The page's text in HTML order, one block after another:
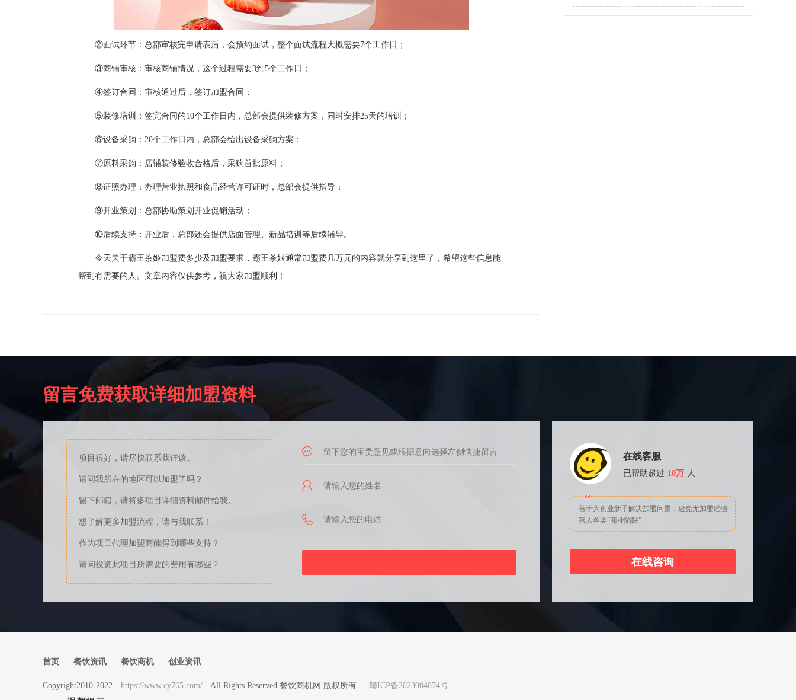
②面试环节：总部审核完申请表后，会预约面试，整个面试流程大概需要7个工作日；
③商铺审核：审核商铺情况，这个过程需要3到5个工作日；
④签订合同：审核通过后，签订加盟合同；
⑤装修培训：签完合同的10个工作日内，总部会提供装修方案，同时安排25天的培训；
⑥设备采购：20个工作日内，总部会给出设备采购方案；
⑦原料采购：店铺装修验收合格后，采购首批原料；
⑧证照办理：办理营业执照和食品经营许可证时，总部会提供指导；
⑨开业策划：总部协助策划开业促销活动；
⑩后续支持：开业后，总部还会提供店面管理、新品培训等后续辅导。
今天关于霸王茶姬加盟费多少及加盟要求，霸王茶姬通常加盟费几万元的内容就分享到这里了，希望这些信息能
帮到有需要的人。文章内容仅供参考，祝大家加盟顺利！
留言免费获取详细加盟资料
项目很好，请尽快联系我详谈。
请问我所在的地区可以加盟了吗？
留下邮箱，请将多项目详细资料邮件给我。
想了解更多加盟流程，请与我联系！
作为项目代理加盟商能得到哪些支持？
请问投资此项目所需要的费用有哪些？
在线客服
已帮助超过 10万 人
善于为创业新手解决加盟问题，避免无加盟经验
落入各类“商业陷阱”
在线咨询
首页 餐饮资讯 餐饮商机 创业资讯
Copyright2010-2022 https://www.cy765.com/ All Rights Reserved 餐饮商机网 版权所有 | 赣ICP备2023004874号